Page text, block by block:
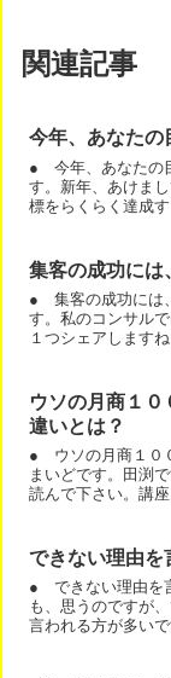
関連記事
今年、あなたの
● 今年、あなたの
す。新年、あけま
標をらくらく達成
集客の成功には
● 集客の成功には
す。私のコンサル
１つシェアします
ウソの月商１
違いとは？
● ウソの月商１０
まいどです。田渕
読んで下さい。講
できない理由を
● できない理由を
も、思うのですが
言われる方が多い